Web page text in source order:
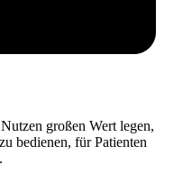
großen Wert legen,
bedienen, für Patienten